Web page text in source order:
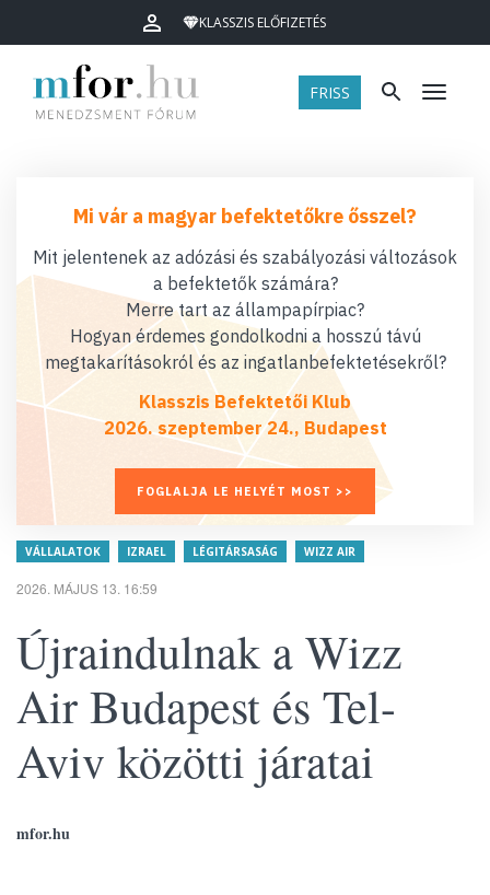
KLASSZIS ELŐFIZETÉS
FRISS Menü
Mi vár a magyar befektetőkre ősszel?
Mit jelentenek az adózási és szabályozási változások
a befektetők számára?
Merre tart az állampapírpiac?
Hogyan érdemes gondolkodni a hosszú távú
megtakarításokról és az ingatlanbefektetésekről?
Klasszis Befektetői Klub
2026. szeptember 24., Budapest
FOGLALJA LE HELYÉT MOST >>
VÁLLALATOK IZRAEL LÉGITÁRSASÁG WIZZ AIR
2026. MÁJUS 13. 16:59
Újraindulnak a Wizz
Air Budapest és Tel-
Aviv közötti járatai
mfor.hu